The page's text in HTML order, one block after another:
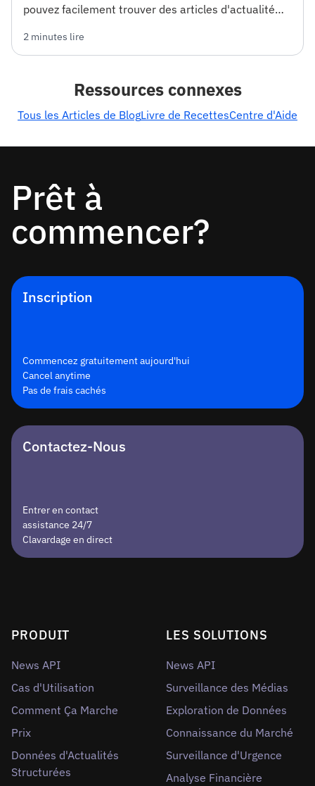
pouvez facilement trouver des articles d'actualité
courant des dernières nouvelles du monde entier.
2 minutes lire
Ressources connexes
Tous les Articles de BlogLivre de RecettesCentre d'Aide
Prêt à
commencer?
Inscription
Commencez gratuitement aujourd'hui
Cancel anytime
Pas de frais cachés
Contactez-Nous
Entrer en contact
assistance 24/7
Clavardage en direct
PRODUIT
News API
Cas d'Utilisation
Comment Ça Marche
Prix
Données d'Actualités
Structurées
LES SOLUTIONS
News API
Surveillance des Médias
Exploration de Données
Connaissance du Marché
Surveillance d'Urgence
Analyse Financière